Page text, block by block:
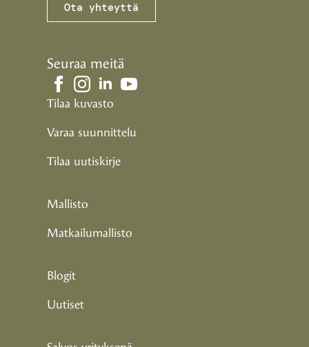
Ota yhteyttä
Seuraa meitä
Tilaa kuvasto
Varaa suunnittelu
Tilaa uutiskirje
Mallisto
Matkailumallisto
Blogit
Uutiset